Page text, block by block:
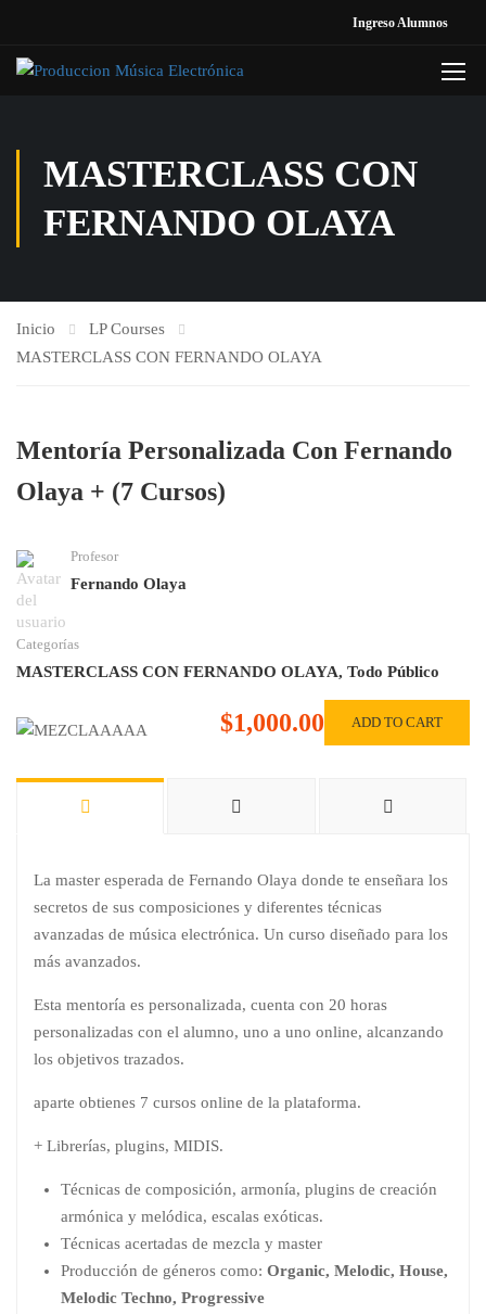
Ingreso Alumnos
MASTERCLASS CON
FERNANDO OLAYA
Inicio
LP Courses
MASTERCLASS CON FERNANDO OLAYA
Mentoría Personalizada Con Fernando
Olaya + (7 Cursos)
Profesor
Fernando Olaya
Categorías
MASTERCLASS CON FERNANDO OLAYA, Todo Público
$1,000.00 ADD TO CART
La master esperada de Fernando Olaya donde te enseñara los
secretos de sus composiciones y diferentes técnicas
avanzadas de música electrónica. Un curso diseñado para los
más avanzados.
Esta mentoría es personalizada, cuenta con 20 horas
personalizadas con el alumno, uno a uno online, alcanzando
los objetivos trazados.
aparte obtienes 7 cursos online de la plataforma.
+ Librerías, plugins, MIDIS.
Técnicas de composición, armonía, plugins de creación
armónica y melódica, escalas exóticas.
Técnicas acertadas de mezcla y master
Producción de géneros como: Organic, Melodic, House,
Melodic Techno, Progressive